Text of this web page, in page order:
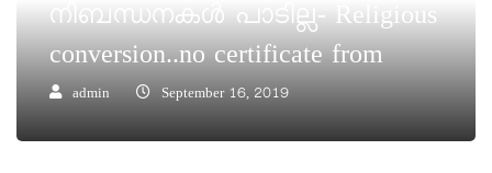
നിബന്ധനകൾ പാടില്ല- Religious
conversion..no certificate from
admin September 16, 2019